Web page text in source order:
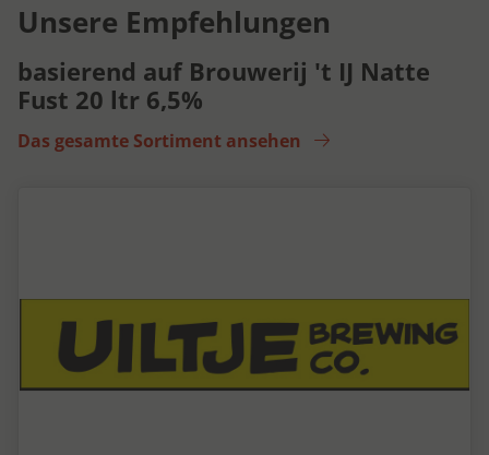
Unsere Empfehlungen
basierend auf Brouwerij 't IJ Natte
Fust 20 ltr 6,5%
Das gesamte Sortiment ansehen